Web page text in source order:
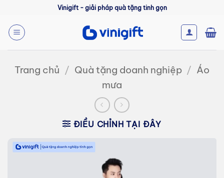
nội
dung
Vinigift - giải pháp quà tặng tinh gọn
Trang chủ / Quà tặng doanh nghiệp / Áo
mưa
ĐIỀU CHỈNH TẠI ĐÂY